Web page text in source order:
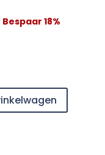
Bespaar 18%